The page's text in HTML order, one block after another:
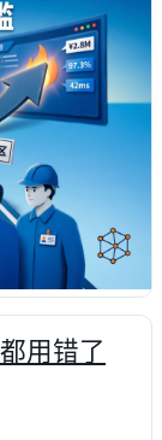
用错了